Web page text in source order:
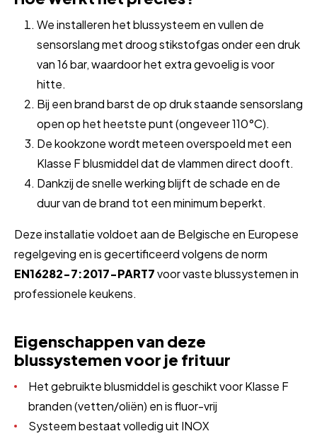
We installeren het blussysteem en vullen de
sensorslang met droog stikstofgas onder een druk
van 16 bar, waardoor het extra gevoelig is voor
hitte.
Bij een brand barst de op druk staande sensorslang
open op het heetste punt (ongeveer 110°C).
De kookzone wordt meteen overspoeld met een
Klasse F blusmiddel dat de vlammen direct dooft.
Dankzij de snelle werking blijft de schade en de
duur van de brand tot een minimum beperkt.
Deze installatie voldoet aan de Belgische en Europese
regelgeving en is gecertificeerd volgens de norm
EN16282-7:2017-PART7voor vaste blussystemen in
professionele keukens.
Eigenschappen van deze
blussystemen voor je frituur
Het gebruikte blusmiddel is geschikt voor Klasse F
branden (vetten/oliën) en is fluor-vrij
Systeem bestaat volledig uit INOX